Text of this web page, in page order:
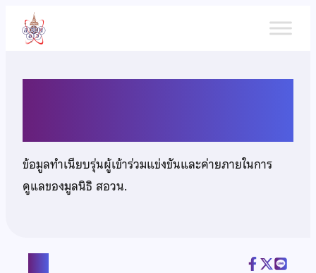
เนื้อหา
ข้อมูลทำเนียบรุ่นผู้เข้าร่วมแข่งขันและค่ายภายในการ
ดูแลของมูลนิธิ สอวน.